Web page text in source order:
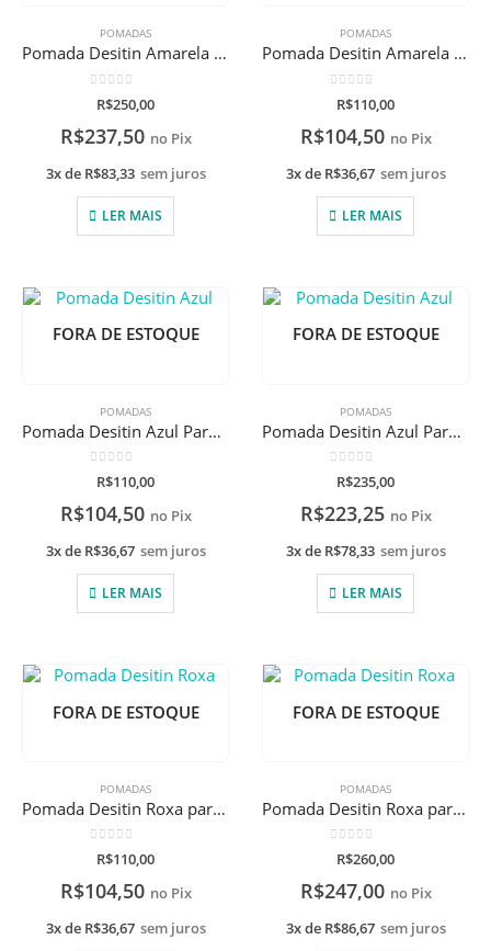
POMADAS
Pomada Desitin Amarela Multi-Uso 397g
de 5
R$250,00
R$237,50 no Pix
3x de R$83,33 sem juros
LER MAIS
POMADAS
Pomada Desitin Amarela Multi-Uso 99g
de 5
R$110,00
R$104,50 no Pix
3x de R$36,67 sem juros
LER MAIS
FORA DE ESTOQUE
POMADAS
Pomada Desitin Azul Para Assaduras 113g
de 5
R$110,00
R$104,50 no Pix
3x de R$36,67 sem juros
LER MAIS
FORA DE ESTOQUE
POMADAS
Pomada Desitin Azul Para Assaduras 454g
de 5
R$235,00
R$223,25 no Pix
3x de R$78,33 sem juros
LER MAIS
FORA DE ESTOQUE
POMADAS
Pomada Desitin Roxa para Assaduras 113g
de 5
R$110,00
R$104,50 no Pix
3x de R$36,67 sem juros
FORA DE ESTOQUE
POMADAS
Pomada Desitin Roxa para Assaduras 454g
de 5
R$260,00
R$247,00 no Pix
3x de R$86,67 sem juros